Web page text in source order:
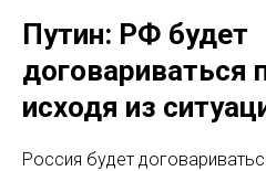
Путин: РФ будет
договариваться
исходя из
Россия будет